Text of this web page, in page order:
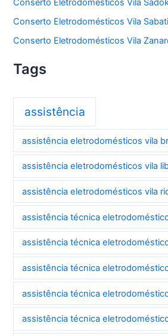
Conserto Eletrodomésticos Vila
Conserto Eletrodomésticos Vila
Conserto Eletrodomésticos Vila
Tags
assistência
assistência eletrodomésticos vila
assistência eletrodomésticos vila
assistência eletrodomésticos vila
assistência técnica
assistência técnica
assistência técnica
assistência técnica
assistência técnica